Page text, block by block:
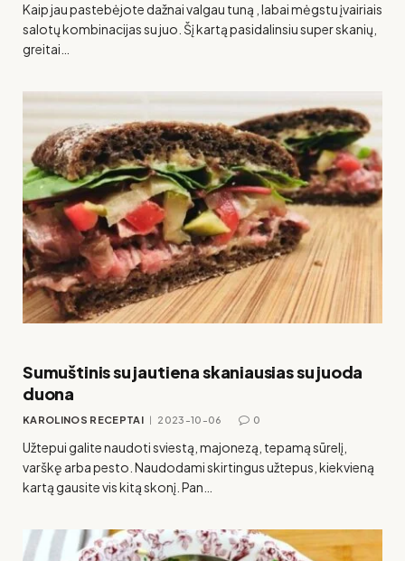
Kaip jau pastebėjote dažnai valgau tuną , labai mėgstu įvairiais
salotų kombinacijas su juo. Šį kartą pasidalinsiu super skanių,
greitai…
Sumuštinis su jautiena skaniausias su juoda
duona
KAROLINOS RECEPTAI 2023-10-06 0
Užtepui galite naudoti sviestą, majonezą, tepamą sūrelį,
varškę arba pesto. Naudodami skirtingus užtepus, kiekvieną
kartą gausite vis kitą skonį. Pan…